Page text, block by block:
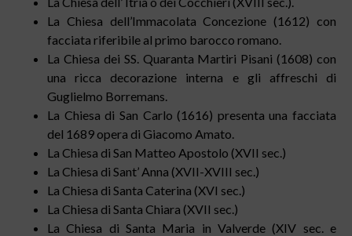
La Chiesa dell’Immacolata Concezione (1612) con
facciata riferibile al primo barocco romano.
La Chiesa dei SS. Quaranta Martiri Pisani (1608) con
una ricca decorazione interna e gli affreschi di
Guglielmo Borremans.
La Chiesa di San Carlo (1616) presenta una facciata
del 1689 opera di Giacomo Amato.
La Chiesa di San Matteo Apostolo (XVII sec.)
La Chiesa di Sant’ Anna (XVII-XVIII sec.)
La Chiesa di Santa Caterina (XVI sec.)
La Chiesa di Santa Chiara (XVII sec.)
La Chiesa di Santa Maria in Valverde (XIV sec. e